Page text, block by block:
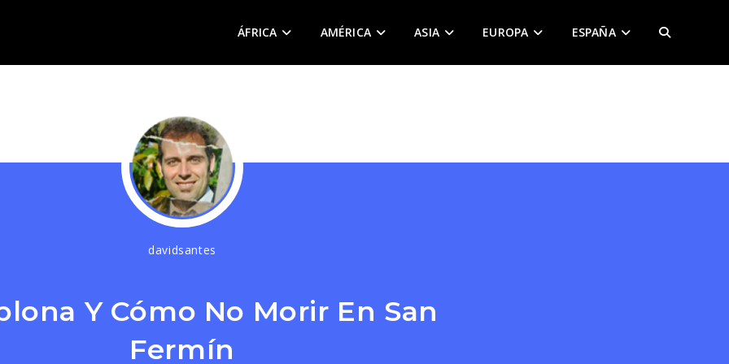
ÁFRICA AMÉRICA ASIA EUROPA ESPAÑA ALTERNAR
DE
davidsantes
Y Cómo No Morir En San
Fermín